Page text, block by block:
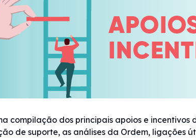
compilação dos principais apoios e incentivos
de suporte, as análises da Ordem, ligações